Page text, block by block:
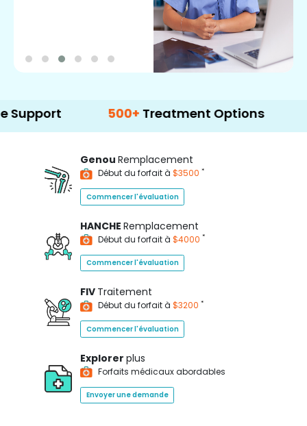
500+ Treatment Options
Genou Remplacement
Début du forfait à $3500 *
Commencer l'évaluation
HANCHE Remplacement
Début du forfait à $4000 *
Commencer l'évaluation
FIV Traitement
Début du forfait à $3200 *
Commencer l'évaluation
Explorer plus
Forfaits médicaux abordables
Envoyer une demande